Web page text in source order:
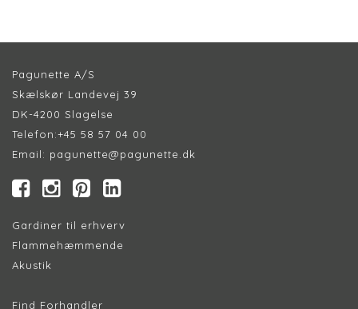
Pagunette A/S
Skælskør Landevej 39
DK-4200 Slagelse
Telefon:+45 58 57 04 00
Email: pagunette@pagunette.dk
Gardiner til erhverv
Flammehæmmende
Akustik
Find Forhandler